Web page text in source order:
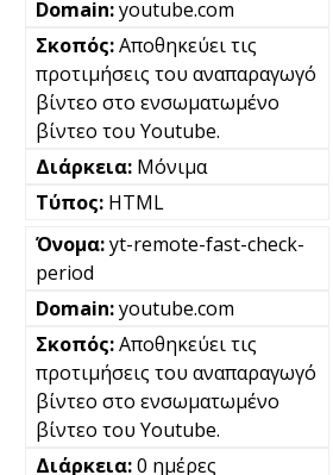
youtube.com
Αποθηκεύει τις
προτιμήσεις του αναπαραγωγό
βίντεο στο ενσωματωμένο
βίντεο του Youtube.
Μόνιμα
HTML
yt-remote-fast-check-
period
youtube.com
Αποθηκεύει τις
προτιμήσεις του αναπαραγωγό
βίντεο στο ενσωματωμένο
βίντεο του Youtube.
0 ημέρες